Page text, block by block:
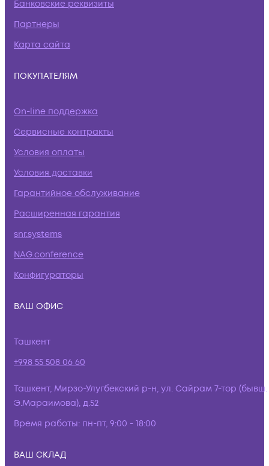
Банковские реквизиты
Партнеры
Карта сайта
ПОКУПАТЕЛЯМ
On-line поддержка
Сервисные контракты
Условия оплаты
Условия доставки
Гарантийное обслуживание
Расширенная гарантия
snr.systems
NAG.conference
Конфигураторы
ВАШ ОФИС
Ташкент
+998 55 508 06 60
Ташкент, Мирзо-Улугбекский р-н, ул. Сайрам 7-тор (бывш.
Э.Мараимова), д.52
Время работы: пн-пт, 9:00 - 18:00
ВАШ СКЛАД